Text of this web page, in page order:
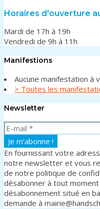
Horaires d'ouverture
Mardi de 17h à 19h
Vendredi de 9h à 11h
Manifestions
Aucune manifestation à
> Toutes les
Newsletter
En fournissant votre
notre newsletter et vous
de notre politique de
désabonner à tout
désabonnement situé en
demande à